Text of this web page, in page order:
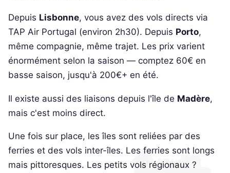
Depuis Lisbonne, vous avez des vols directs via
TAP Air Portugal (environ 2h30). Depuis Porto,
même compagnie, même trajet. Les prix varient
énormément selon la saison — comptez 60€ en
basse saison, jusqu'à 200€+ en été.
Il existe aussi des liaisons depuis l'île de Madère,
mais c'est moins direct.
Une fois sur place, les îles sont reliées par des
ferries et des vols inter-îles. Les ferries sont longs
mais pittoresques. Les petits vols régionaux ?